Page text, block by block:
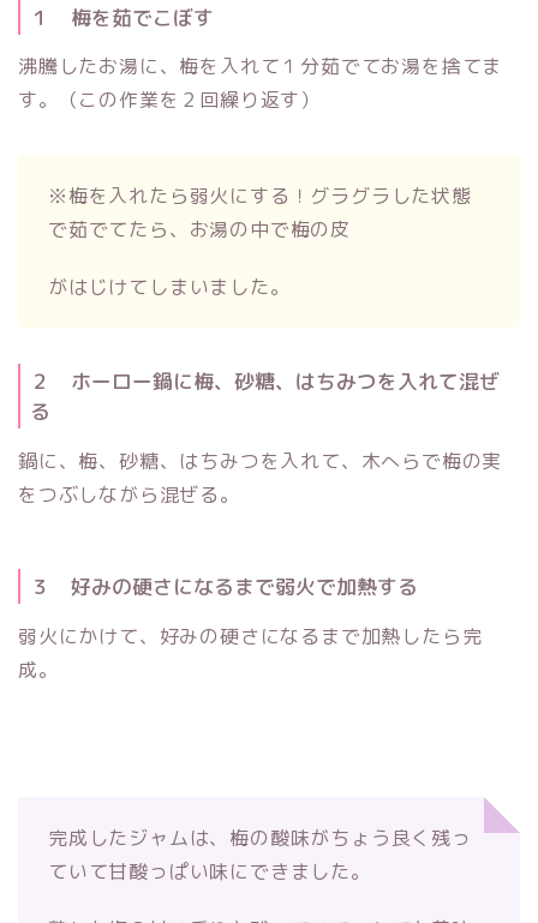
１ 梅を茹でこぼす
沸騰したお湯に、梅を入れて１分茹でてお湯を捨てま
す。（この作業を２回繰り返す）
※梅を入れたら弱火にする！グラグラした状態
で茹でてたら、お湯の中で梅の皮
がはじけてしまいました。
２ ホーロー鍋に梅、砂糖、はちみつを入れて混ぜ
る
鍋に、梅、砂糖、はちみつを入れて、木へらで梅の実
をつぶしながら混ぜる。
３ 好みの硬さになるまで弱火で加熱する
弱火にかけて、好みの硬さになるまで加熱したら完
成。
完成したジャムは、梅の酸味がちょう良く残っ
ていて甘酸っぱい味にできました。